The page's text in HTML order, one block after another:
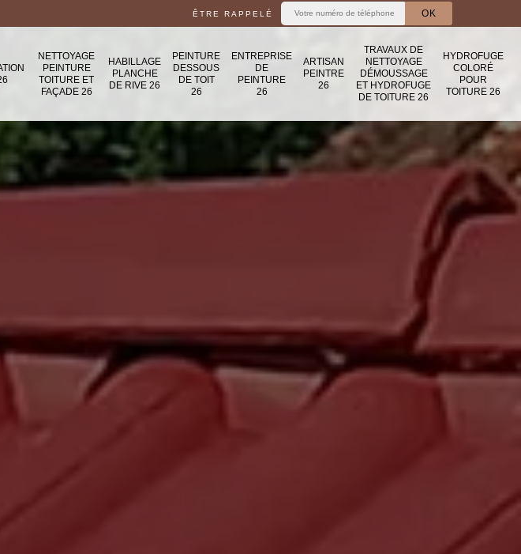
ÊTRE RAPPELÉ
NETTOYAGE
PEINTURE
TOITURE ET
FAÇADE 26
HABILLAGE
PLANCHE
DE RIVE 26
PEINTURE
DESSOUS
DE TOIT
26
ENTREPRISE
DE
PEINTURE
26
ARTISAN
PEINTRE
26
TRAVAUX DE
NETTOYAGE
DÉMOUSSAGE
ET HYDROFUGE
DE TOITURE 26
HYDROFUGE
COLORÉ
POUR
TOITURE 26